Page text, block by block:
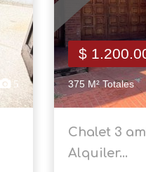
5
$
375 M² Totales
Chalet 3
Alquiler...